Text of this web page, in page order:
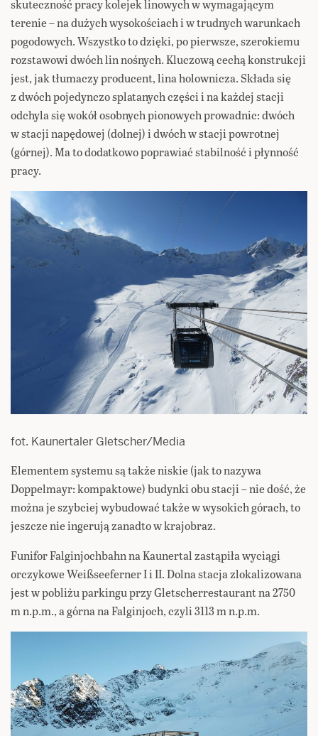
skuteczność pracy kolejek linowych w wymagającym
terenie – na dużych wysokościach i w trudnych warunkach
pogodowych. Wszystko to dzięki, po pierwsze, szerokiemu
rozstawowi dwóch lin nośnych. Kluczową cechą konstrukcji
jest, jak tłumaczy producent, lina holownicza. Składa się
z dwóch pojedynczo splatanych części i na każdej stacji
odchyla się wokół osobnych pionowych prowadnic: dwóch
w stacji napędowej (dolnej) i dwóch w stacji powrotnej
(górnej). Ma to dodatkowo poprawiać stabilność i płynność
pracy.
fot. Kaunertaler Gletscher/Media
Elementem systemu są także niskie (jak to nazywa
Doppelmayr: kompaktowe) budynki obu stacji – nie dość, że
można je szybciej wybudować także w wysokich górach, to
jeszcze nie ingerują zanadto w krajobraz.
Funifor Falginjochbahn na Kaunertal zastąpiła wyciągi
orczykowe Weißseeferner I i II. Dolna stacja zlokalizowana
jest w pobliżu parkingu przy Gletscherrestaurant na 2750
m n.p.m., a górna na Falginjoch, czyli 3113 m n.p.m.